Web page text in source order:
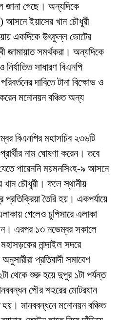
জানা গেছে। অন্যদিকে
আসনে ইয়াসের খান চৌধুরী
একদিকে উৎফুল্ল ভোটের
জামায়াত সমর্থকরা। অন্যদিকে
সাধারণ বিএনপি
দাবিতে টানা বিক্ষোভ ও
মনোনয়ন বঞ্চিত অন্য
বিএনপির মহাসচিব ২৩৬টি
নাম ঘোষণা করেন। তবে
পারেননি ময়মনসিংহ-৯ আসনে
খান চৌধুরী। ফলে স্থানীয়
প্রতিক্রিয়া তৈরি হয়। একপর্যায়ে
গেলেও চুপিসারে এলাকা
এরপর ১৩ নভেম্বর সকালে
নান্দাইল সদরে
প্রতিবাদী সমাবেশ
থেকে শুরু হয়ে দুপুর ১টা পর্যন্ত
পৌর শহরের মোটরযান
হয়। মানববন্ধনে মনোনয়ন বঞ্চিত